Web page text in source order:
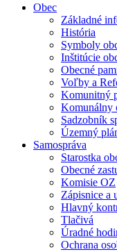
Obec
Základné
História
Symboly
Inštitúcie
Obecné
Voľby a
Komunitný
Komunálny
Sadzobník
Územný
Samospráva
Starostka
Obecné
Komisie OZ
Zápisnice a
Hlavný
Tlačivá
Úradné
Ochrana